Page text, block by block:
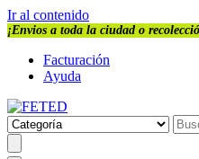
Ir al contenido
¡Envios a toda la ciudad o
Facturación
Ayuda